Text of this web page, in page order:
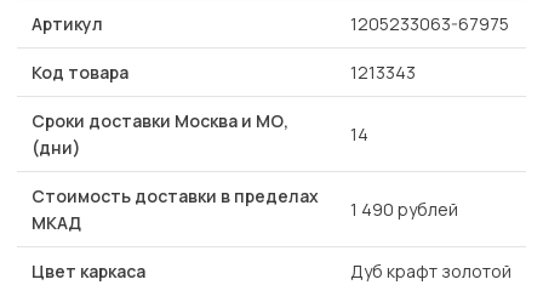
Артикул 1205233063-67975
Код товара 1213343
Сроки доставки Москва и МО,
(дни)
14
Стоимость доставки в пределах
МКАД
1 490 рублей
Цвет каркаса Дуб крафт золотой